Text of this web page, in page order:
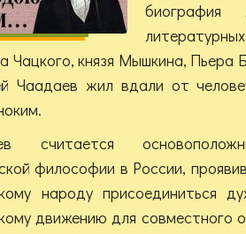
Чацкого, князя Мышкина, Пьера
Чаадаев жил вдали от
считается
философии в России,
народу присоединиться
движению для совместного